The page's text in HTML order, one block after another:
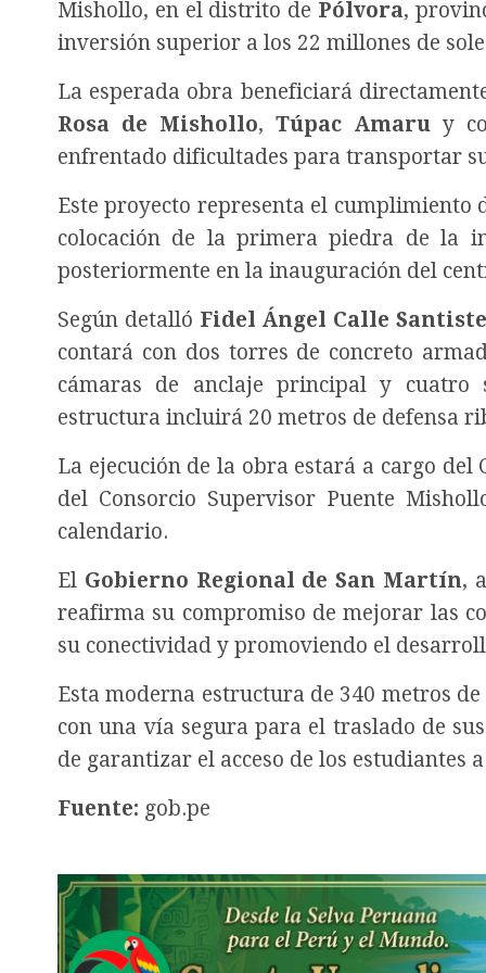
Mishollo, en el distrito de Pólvora,
inversión superior a los 22 millones de
La esperada obra beneficiará
Rosa de Mishollo, Túpac Amaruy
enfrentado dificultades para transportar
Este proyecto representa el
colocación de la primera piedra de la
posteriormente en la inauguración del
Según detalló Fidel Ángel Calle
contará con dos torres de concreto
cámaras de anclaje principal y cuatro
estructura incluirá 20 metros de defensa
La ejecución de la obra estará a cargo del
del Consorcio Supervisor Puente
calendario.
El Gobierno Regional de San Martín,
reafirma su compromiso de mejorar las
su conectividad y promoviendo el
Esta moderna estructura de 340 metros
con una vía segura para el traslado de
de garantizar el acceso de los estudiantes
Fuente: gob.pe